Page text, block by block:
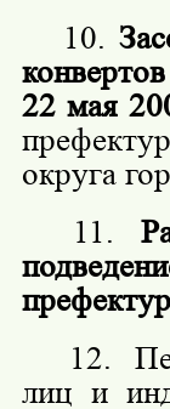
10.
22 мая
округа
11.
12.
лиц и